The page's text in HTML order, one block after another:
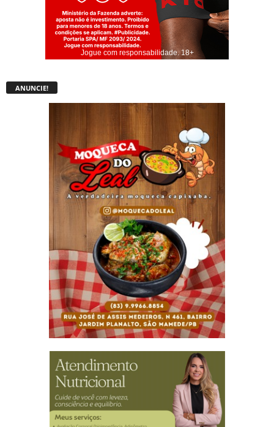
Jogue com responsabilidade. 18+
ANUNCIE!